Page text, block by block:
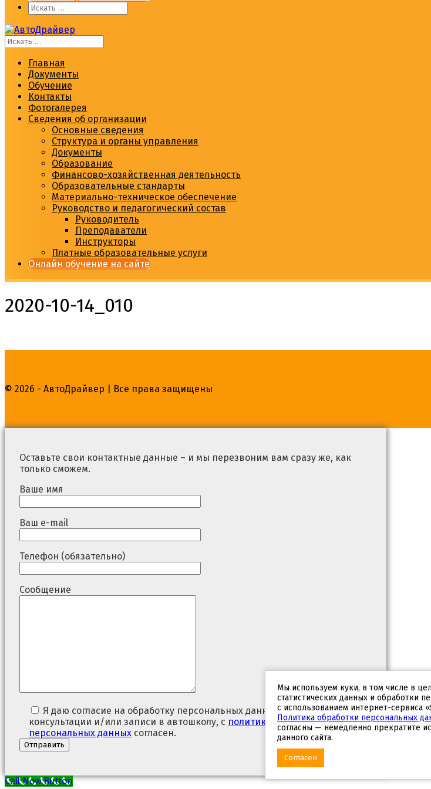
Главная
Документы
Обучение
Контакты
Фотогалерея
Сведения об организации
Основные сведения
Структура и органы управления
Документы
Образование
Финансово-хозяйственная деятельность
Образовательные стандарты
Материально-техническое обеспечение
Руководство и педагогический состав
Руководитель
Преподаватели
Инструкторы
Платные образовательные услуги
Онлайн обучение на сайте
2020-10-14_010
© 2026 - АвтоДрайвер | Все права защищены
Мы используем куки, в том числе в
статистических данных и обработки
с использованием интернет-сервиса
Политика обработки персональных
согласны — немедленно прекратите
данного сайта.
Согласен
Оставьте свои контактные данные – и мы перезвоним вам сразу же, как
только сможем.
Ваше имя
Ваш e-mail
Телефон (обязательно)
Сообщение
Я даю согласие на обработку персональных данных, с целью
консультации и/или записи в автошколу, с политикой обработки
персональных данных согласен.
Call Now Button